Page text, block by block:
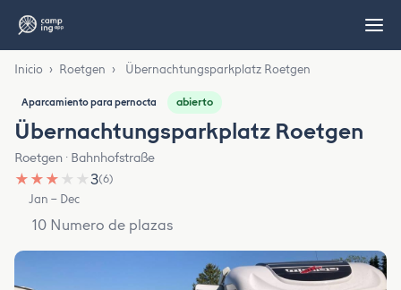
Inicio › Roetgen › Übernachtungsparkplatz Roetgen
Aparcamiento para pernocta abierto
Übernachtungsparkplatz Roetgen
Roetgen · Bahnhofstraße
★ ★ ★ ★ ★3(6)
Jan – Dec
10 Numero de plazas